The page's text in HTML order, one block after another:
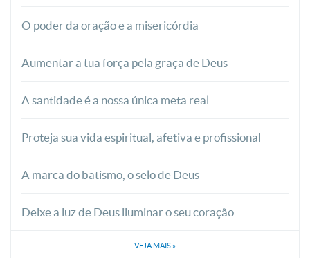
O poder da oração e a misericórdia
Aumentar a tua força pela graça de Deus
A santidade é a nossa única meta real
Proteja sua vida espiritual, afetiva e profissional
A marca do batismo, o selo de Deus
Deixe a luz de Deus iluminar o seu coração
VEJA MAIS »